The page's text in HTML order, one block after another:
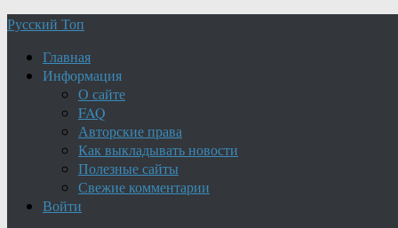
Русский Топ
Главная
Информация
О сайте
FAQ
Авторские права
Как выкладывать новости
Полезные сайты
Свежие комментарии
Войти